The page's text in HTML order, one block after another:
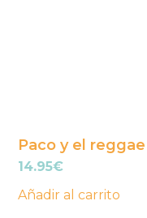
Paco y el reggae
14.95€
Añadir al carrito